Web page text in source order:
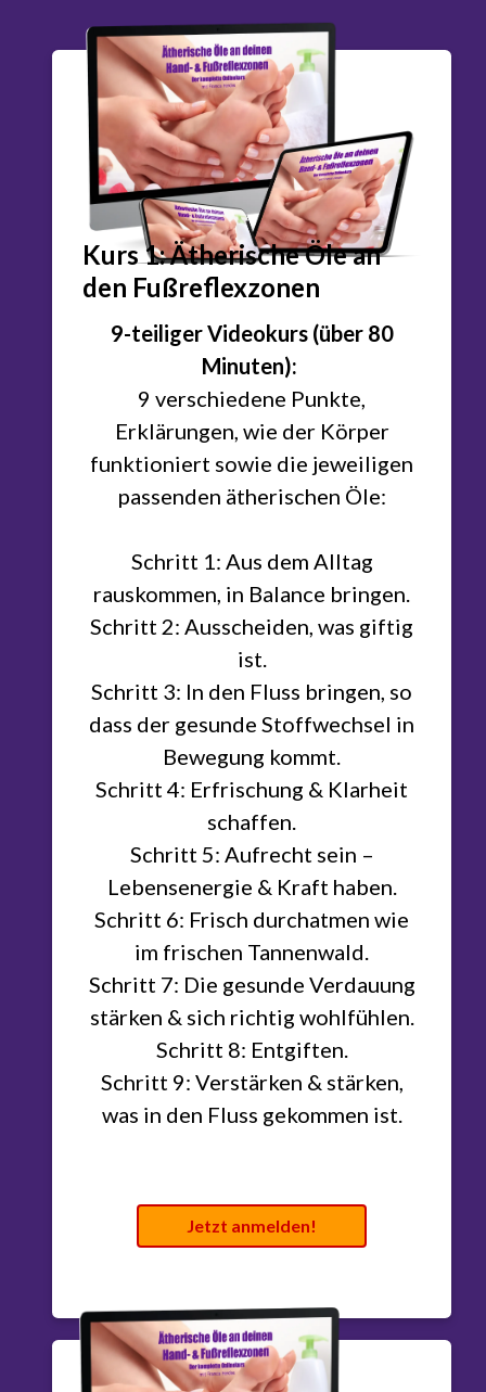
Kurs 1: Ätherische Öle an
den Fußreflexzonen
9-teiliger Videokurs (über 80
Minuten):
9 verschiedene Punkte,
Erklärungen, wie der Körper
funktioniert sowie die jeweiligen
passenden ätherischen Öle:
Schritt 1: Aus dem Alltag
rauskommen, in Balance bringen.
Schritt 2: Ausscheiden, was giftig
ist.
Schritt 3: In den Fluss bringen, so
dass der gesunde Stoffwechsel in
Bewegung kommt.
Schritt 4: Erfrischung & Klarheit
schaffen.
Schritt 5: Aufrecht sein –
Lebensenergie & Kraft haben.
Schritt 6: Frisch durchatmen wie
im frischen Tannenwald.
Schritt 7: Die gesunde Verdauung
stärken & sich richtig wohlfühlen.
Schritt 8: Entgiften.
Schritt 9: Verstärken & stärken,
was in den Fluss gekommen ist.
Jetzt anmelden!